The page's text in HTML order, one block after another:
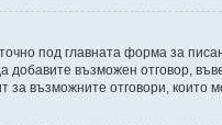
точно под главната форма за
възможен отговор,
възможните отговори, които